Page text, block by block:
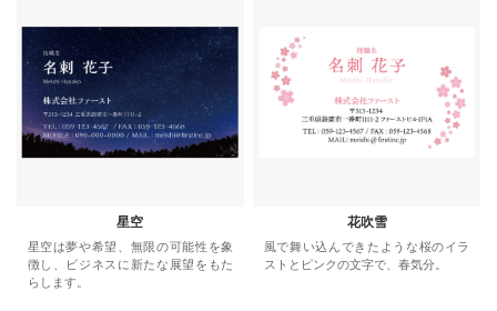
星空
星空は夢や希望、無限の可能性を象
徴し、ビジネスに新たな展望をもた
らします。
花吹雪
風で舞い込んできたような桜のイラ
ストとピンクの文字で、春気分。